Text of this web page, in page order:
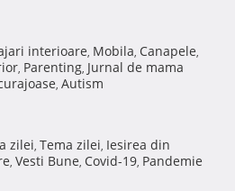
interioare, Mobila, Canapele,
, Parenting, Jurnal de mama
, Autism
zilei, Tema zilei, Iesirea din
, Vesti Bune, Covid-19, Pandemie